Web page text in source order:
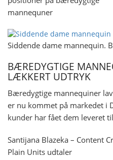
Siddende dame mannequin.
BÆREDYGTIGE
LÆKKERT UDTRYK
Bæredygtige mannequiner
er nu kommet på markedet i
kunder har fået dem leveret
Santijana Blazeka – Content
Plain Units udtaler